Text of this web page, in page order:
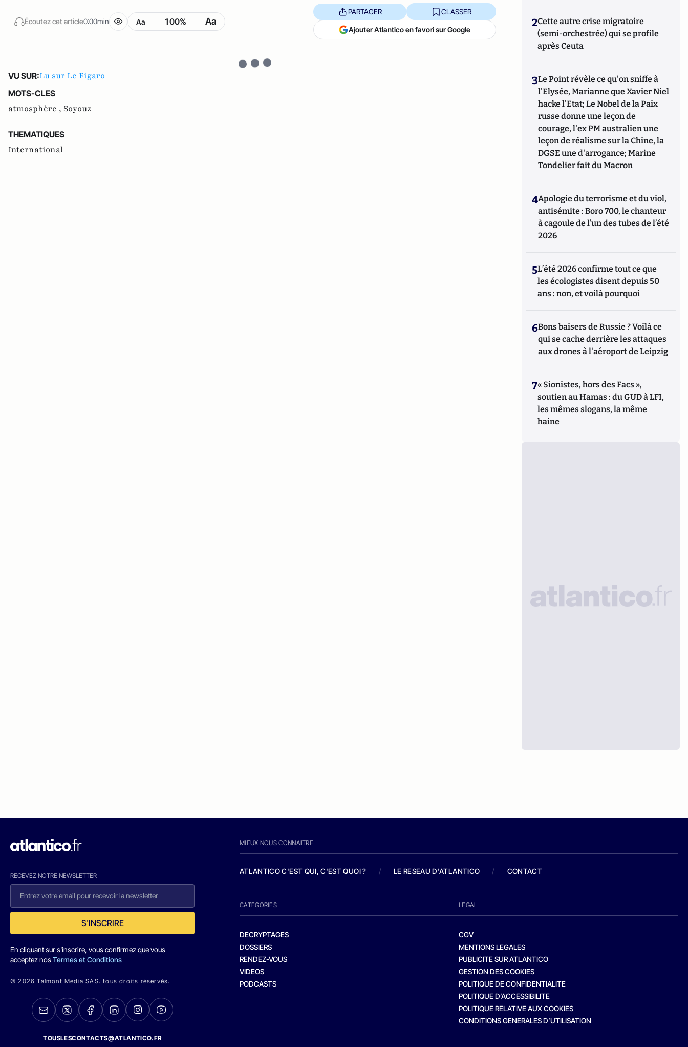
Écoutez cet article0:00min Aa 100% Aa
PARTAGER CLASSER
Ajouter Atlantico en favori sur Google
VU SUR:Lu sur Le Figaro
MOTS-CLES
atmosphère , Soyouz
THEMATIQUES
International
2Cette autre crise migratoire
(semi-orchestrée) qui se profile
après Ceuta
3Le Point révèle ce qu'on sniffe à
l'Elysée, Marianne que Xavier Niel
hacke l'Etat; Le Nobel de la Paix
russe donne une leçon de
courage, l'ex PM australien une
leçon de réalisme sur la Chine, la
DGSE une d'arrogance; Marine
Tondelier fait du Macron
4Apologie du terrorisme et du viol,
antisémite : Boro 700, le chanteur
à cagoule de l’un des tubes de l’été
2026
5L’été 2026 confirme tout ce que
les écologistes disent depuis 50
ans : non, et voilà pourquoi
6Bons baisers de Russie ? Voilà ce
qui se cache derrière les attaques
aux drones à l'aéroport de Leipzig
7« Sionistes, hors des Facs »,
soutien au Hamas : du GUD à LFI,
les mêmes slogans, la même
haine
RECEVEZ NOTRE NEWSLETTER
S'INSCRIRE
En cliquant sur s'inscrire, vous confirmez que vous
acceptez nosTermes et Conditions
© 2026 Talmont Media SAS. tous droits réservés.
TOUSLESCONTACTS@ATLANTICO.FR
MIEUX NOUS CONNAITRE
ATLANTICO C'EST QUI, C'EST QUOI ? / LE RESEAU D'ATLANTICO / CONTACT
CATEGORIES
DECRYPTAGES
DOSSIERS
RENDEZ-VOUS
VIDEOS
PODCASTS
LEGAL
CGV
MENTIONS LEGALES
PUBLICITE SUR ATLANTICO
GESTION DES COOKIES
POLITIQUE DE CONFIDENTIALITE
POLITIQUE D’ACCESSIBILITE
POLITIQUE RELATIVE AUX COOKIES
CONDITIONS GENERALES D’UTILISATION